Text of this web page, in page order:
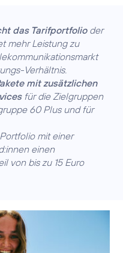
das Tarifportfolioder
mehr Leistung zu
Verhältnis.
mit zusätzlichen
für die Zielgruppen
60 Plus und für
mit einer
einen
von bis zu 15 Euro